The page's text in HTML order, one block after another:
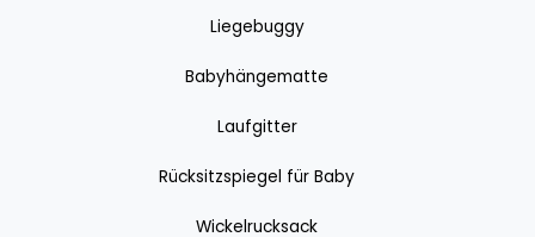
Liegebuggy
Babyhängematte
Laufgitter
Rücksitzspiegel für Baby
Wickelrucksack